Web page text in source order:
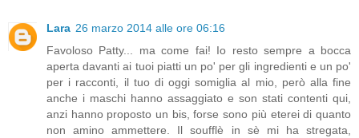
Lara 26 marzo 2014 alle ore 06:16
Favoloso Patty... ma come fai! Io resto sempre a bocca
aperta davanti ai tuoi piatti un po' per gli ingredienti e un po'
per i racconti, il tuo di oggi somiglia al mio, però alla fine
anche i maschi hanno assaggiato e son stati contenti qui,
anzi hanno proposto un bis, forse sono più eterei di quanto
non amino ammettere. Il soufflè in sè mi ha stregata,